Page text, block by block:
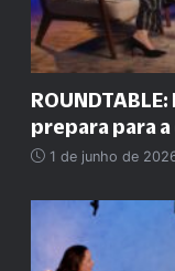
prepara para
1 de junho de